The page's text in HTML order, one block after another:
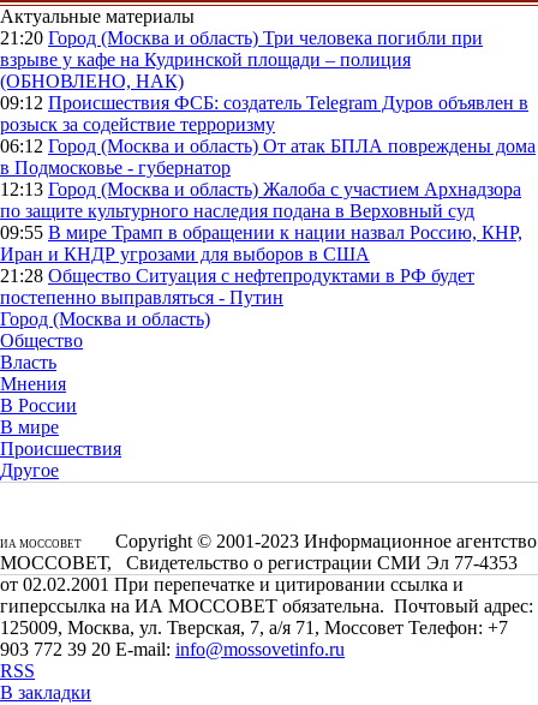
Актуальные материалы
21:20 Город (Москва и область) Три человека погибли при
взрыве у кафе на Кудринской площади – полиция
(ОБНОВЛЕНО, НАК)
09:12 Происшествия ФСБ: создатель Telegram Дуров объявлен в
розыск за содействие терроризму
06:12 Город (Москва и область) От атак БПЛА повреждены дома
в Подмосковье - губернатор
12:13 Город (Москва и область) Жалоба с участием Архнадзора
по защите культурного наследия подана в Верховный суд
09:55 В мире Трамп в обращении к нации назвал Россию, КНР,
Иран и КНДР угрозами для выборов в США
21:28 Общество Ситуация с нефтепродуктами в РФ будет
постепенно выправляться - Путин
Город (Москва и область)
Общество
Власть
Мнения
В России
В мире
Происшествия
Другое
ИА МОССОВЕТ
Copyright © 2001-2023 Информационное агентство
МОССОВЕТ, Свидетельство о регистрации СМИ Эл 77-4353
от 02.02.2001 При перепечатке и цитировании ссылка и
гиперссылка на ИА МОССОВЕТ обязательна. Почтовый адрес:
125009, Москва, ул. Тверская, 7, а/я 71, Моссовет Телефон: +7
903 772 39 20 E-mail: info@mossovetinfo.ru
RSS
В закладки